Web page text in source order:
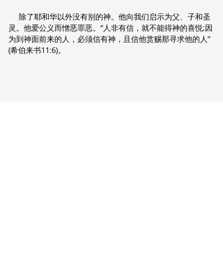
除了耶和华以外没有别的神。他向我们启示为父、子和圣
灵。他爱公义而憎恶罪恶。“人非有信，就不能得神的喜悦;因
为到神面前来的人，必须信有神，且信他赏赐那寻求他的人”
(希伯来书11:6)。